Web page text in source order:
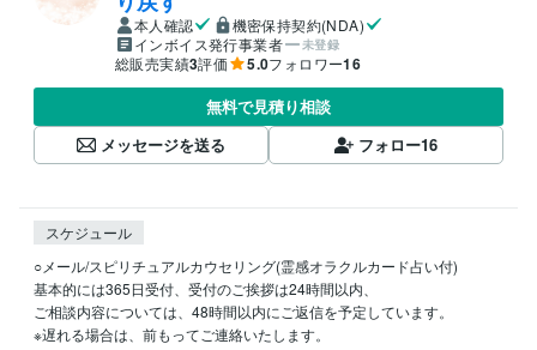
本人確認
機密保持契約(NDA)
インボイス発行事業者
未登録
総販売実績3評価 5.0フォロワー16
無料で見積り相談
メッセージを送る
フォロー16
スケジュール
○メール/スピリチュアルカウセリング(霊感オラクルカード占い付)
基本的には365日受付、受付のご挨拶は24時間以内、
ご相談内容については、48時間以内にご返信を予定しています。
※遅れる場合は、前もってご連絡いたします。